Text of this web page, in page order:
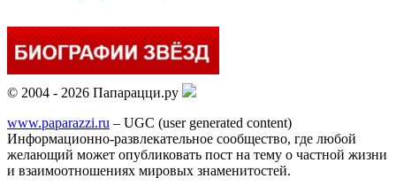
© 2004 - 2026 Папарацци.ру
www.paparazzi.ru – UGC (user generated content)
Информационно-развлекательное сообщество, где любой
желающий может опубликовать пост на тему о частной жизни
и взаимоотношениях мировых знаменитостей.